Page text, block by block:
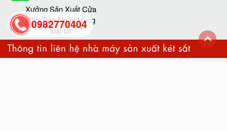
Xưởng Sản Xuất Cửa
Kho Tiền Ngân Hàng
loại tốt
0982770404
back